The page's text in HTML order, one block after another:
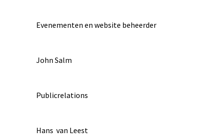
Evenementen en website beheerder
John Salm
Publicrelations
Hans van Leest